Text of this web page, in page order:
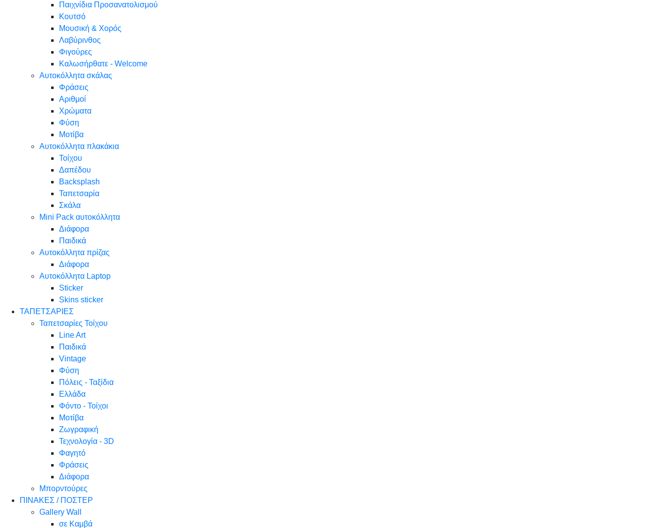
Παιχνίδια Προσανατολισμού
Κουτσό
Μουσική & Χορός
Λαβύρινθος
Φιγούρες
Καλωσήρθατε - Welcome
Αυτοκόλλητα σκάλας
Φράσεις
Αριθμοί
Χρώματα
Φύση
Μοτίβα
Αυτοκόλλητα πλακάκια
Τοίχου
Δαπέδου
Backsplash
Ταπετσαρία
Σκάλα
Mini Pack αυτοκόλλητα
Διάφορα
Παιδικά
Αυτοκόλλητα πρίζας
Διάφορα
Αυτοκόλλητα Laptop
Sticker
Skins sticker
ΤΑΠΕΤΣΑΡΙΕΣ
Ταπετσαρίες Τοίχου
Line Art
Παιδικά
Vintage
Φύση
Πόλεις - Ταξίδια
Ελλάδα
Φόντο - Τοίχοι
Μοτίβα
Ζωγραφική
Τεχνολογία - 3D
Φαγητό
Φράσεις
Διάφορα
Μπορντούρες
ΠΙΝΑΚΕΣ / ΠΟΣΤΕΡ
Gallery Wall
σε Καμβά